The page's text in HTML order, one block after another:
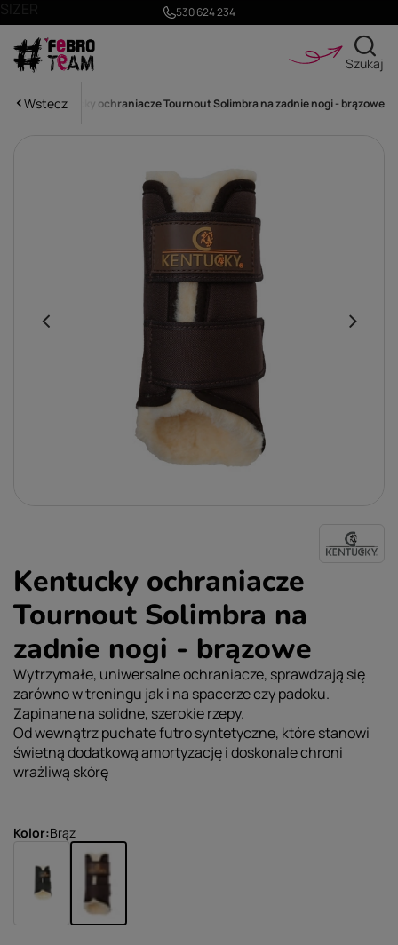
530 624 234
Szukaj
Wstecz
nogi Kentucky ochraniacze Tournout Solimbra na zadnie nogi - brązowe
Kentucky ochraniacze
Tournout Solimbra na
zadnie nogi - brązowe
Wytrzymałe, uniwersalne ochraniacze, sprawdzają się
zarówno w treningu jak i na spacerze czy padoku.
Zapinane na solidne, szerokie rzepy.
Od wewnątrz puchate futro syntetyczne, które stanowi
świetną dodatkową amortyzację i doskonale chroni
wrażliwą skórę
Kolor Brąz